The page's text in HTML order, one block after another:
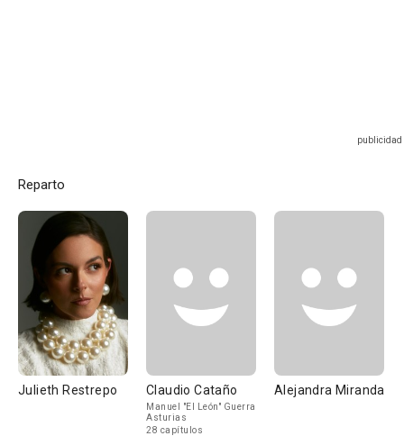
Reparto
Julieth Restrepo Claudio Cataño
Manuel "El León" Guerra
Asturias
28 capítulos
Alejandra Miranda